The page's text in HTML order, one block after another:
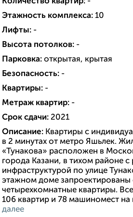
Этажность комплекса: 10
Лифты: -
Высота потолков: -
Парковка: открытая, крытая
Безопасность: -
Квартиры: -
Метраж квартир: -
Срок сдачи: 2021
Описание: Квартиры с
в 2 минутах от метро Яшьлек.
«Тунакова» расположен в
города Казани, в тихом районе с
инфраструктурой по улице
этажном доме запроектированы
четырехкомнатные квартиры.
106 квартир и 78 машиномест
далее